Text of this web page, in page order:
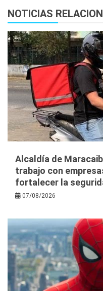
NOTICIAS
Alcaldía de
trabajo con
fortalecer la
07/08/2026